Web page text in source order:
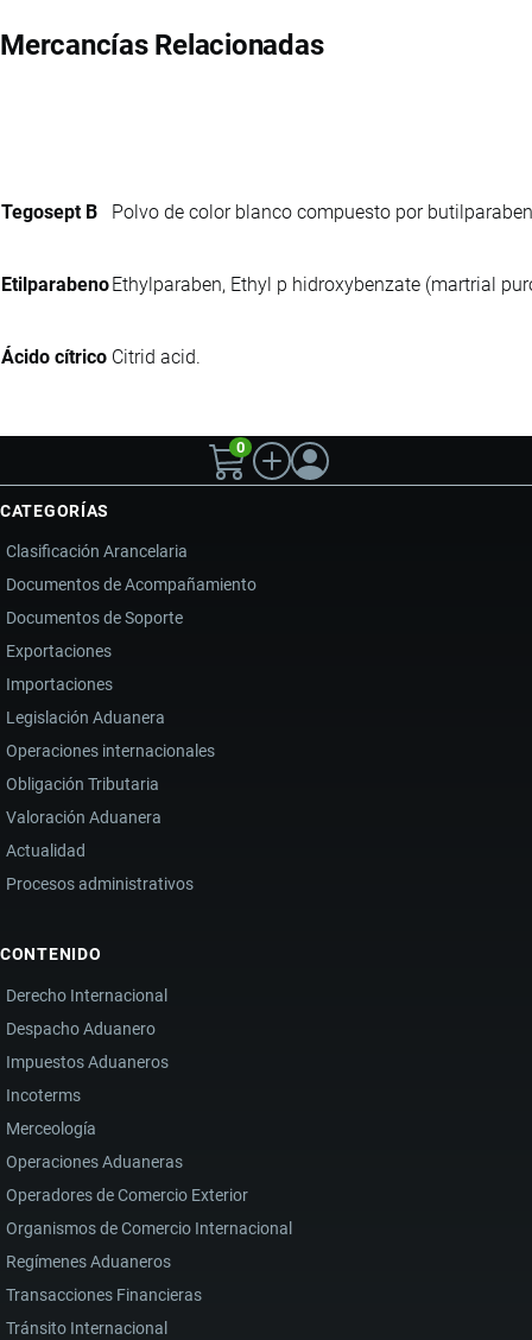
Mercancías Relacionadas
Tegosept B Polvo de color blanco compuesto por
Etilparabeno Ethylparaben, Ethyl p hidroxybenzate (martrial
Ácido cítrico Citrid acid.
0
CATEGORÍAS
Clasificación Arancelaria
Documentos de Acompañamiento
Documentos de Soporte
Exportaciones
Importaciones
Legislación Aduanera
Operaciones internacionales
Obligación Tributaria
Valoración Aduanera
Actualidad
Procesos administrativos
CONTENIDO
Derecho Internacional
Despacho Aduanero
Impuestos Aduaneros
Incoterms
Merceología
Operaciones Aduaneras
Operadores de Comercio Exterior
Organismos de Comercio Internacional
Regímenes Aduaneros
Transacciones Financieras
Tránsito Internacional